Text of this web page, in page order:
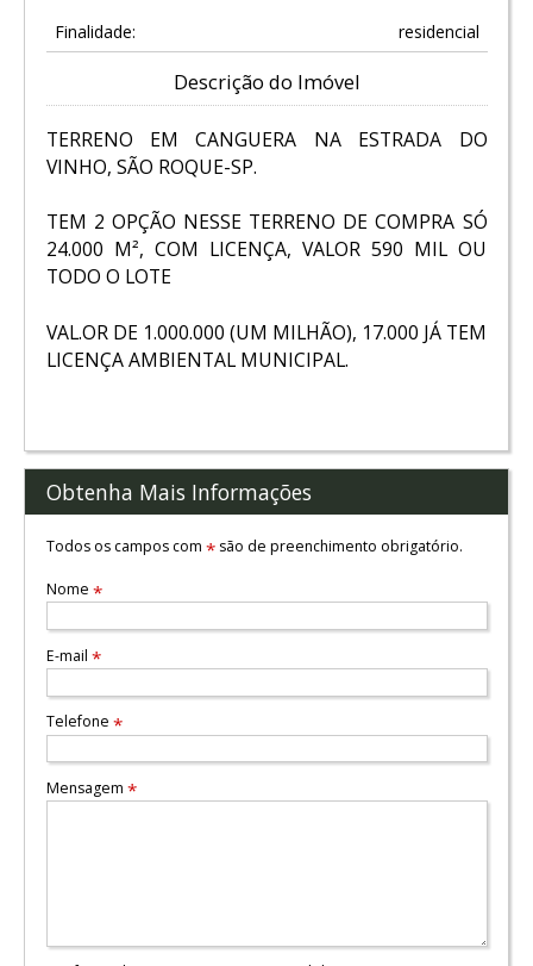
Finalidade: residencial
Descrição do Imóvel
TERRENO EM CANGUERA NA ESTRADA DO
VINHO, SÃO ROQUE-SP.
TEM 2 OPÇÃO NESSE TERRENO DE COMPRA SÓ
24.000 M², COM LICENÇA, VALOR 590 MIL OU
TODO O LOTE
VAL.OR DE 1.000.000 (UM MILHÃO), 17.000 JÁ TEM
LICENÇA AMBIENTAL MUNICIPAL.
Obtenha Mais Informações
Todos os campos com *são de preenchimento obrigatório.
Nome *
E-mail *
Telefone *
Mensagem *